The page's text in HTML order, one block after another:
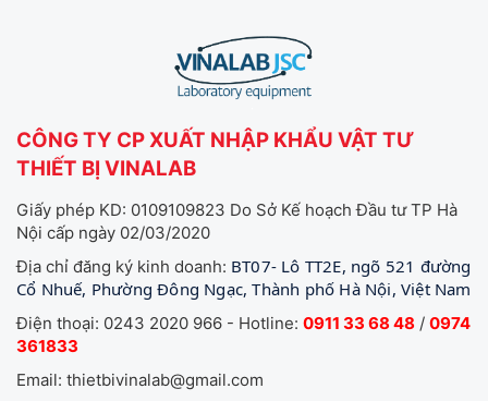
CÔNG TY CP XUẤT NHẬP KHẨU VẬT TƯ
THIẾT BỊ VINALAB
Giấy phép KD: 0109109823 Do Sở Kế hoạch Đầu tư TP Hà
Nội cấp ngày 02/03/2020
Địa chỉ đăng ký kinh doanh: BT07- Lô TT2E, ngõ 521 đường
Cổ Nhuế, Phường Đông Ngạc, Thành phố Hà Nội, Việt Nam
Điện thoại: 0243 2020 966 - Hotline: 0911 33 68 48 / 0974
361833
Email: thietbivinalab@gmail.com